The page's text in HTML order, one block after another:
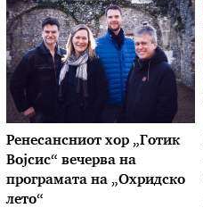
Ренесансниот хор „Готик
Војсис“ вечерва на
програмата на „Охридско
лето“